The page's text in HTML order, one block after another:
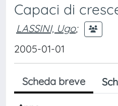
Capaci di
LASSINI, Ugo;
2005-01-01
Scheda breve